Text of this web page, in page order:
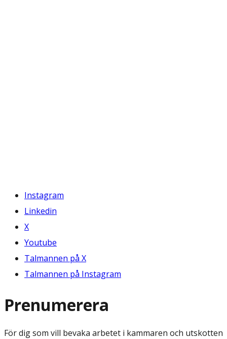
Instagram
Linkedin
X
Youtube
Talmannen på X
Talmannen på Instagram
Prenumerera
För dig som vill bevaka arbetet i kammaren och utskotten